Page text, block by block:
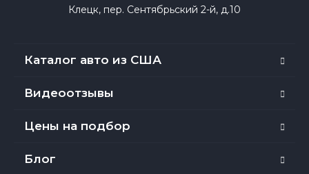
Клецк, пер. Сентябрьский 2-й, д.10
Каталог авто из США
Видеоотзывы
Цены на подбор
Блог